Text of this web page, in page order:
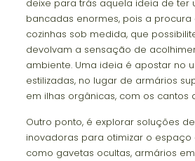
deixe para trás aquela ideia de ter
bancadas enormes, pois a
cozinhas sob medida, que
devolvam a sensação de
ambiente. Uma ideia é apostar no
estilizadas, no lugar de armários
em ilhas orgânicas, com os cantos
Outro ponto, é explorar soluções
inovadoras para otimizar o espaço
como gavetas ocultas, armários